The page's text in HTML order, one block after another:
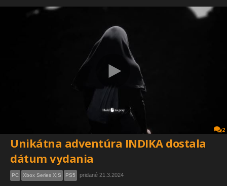
2
Unikátna adventúra INDIKA dostala
dátum vydania
PC Xbox Series X|S PS5 pridané 21.3.2024